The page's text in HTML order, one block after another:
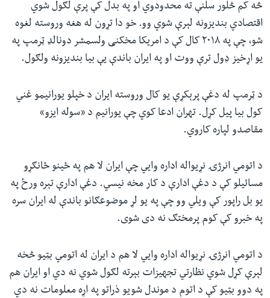
څه کم څلور سلنې ته محدودوي او په بدل کې پرې لګول شوي
اقتصادي‌ بندیزونه لېرې شوي وو. خو دا تړون له هغه وروسته لغوه
شو، چې په ۲۰۱۸ کال کې د امریکا مخکنی ولسمشر دونالډ ټرمپ په
یو اړخیز ډول ترې ووت او په ایران باندې یې بیا بندیزونه ولګول.
د ټرمپ له دغې پرېکړې یو کال وروسته ایران د خپلو یورانیمو غني
کول بیا پیل کړل. تهران ادعا کوي چې یورانیم د «سوله ایزو»
مقاصدو لپاره کاروي.
د اتومي انرژۍ نړیواله اداره وايي چې ایران لا هم په ځینو ځانګړو
مسائیلو کې د دغې ادارې د کار مخه نیسي. دغې ادارې تېره ورځ په
یو بل راپور کې ویلي وو چې په یو لړ موضوعګانو باندې له ایران سره
په خبرو کې کوم پرمختګ نه دی شوی.
د اتومي انرژۍ نړیواله اداره وايي لا هم د ایران له اتومي بټیو څخه
لېرې کړل شوي نظارتي تجهیزات بېرته لګول شوي نه دي او ایران هم
په دوو بټیو کې د اتوم د موندل شویو ذراتو په اړه معلومات نه دي